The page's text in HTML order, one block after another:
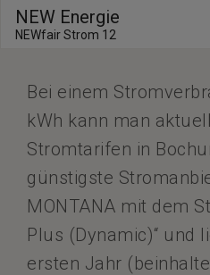
NEW Energie
NEWfair Strom 12
Bei einem
kWh kann man
Stromtarifen in
günstigste
MONTANA mit dem
Plus (Dynamic)“ und
ersten Jahr